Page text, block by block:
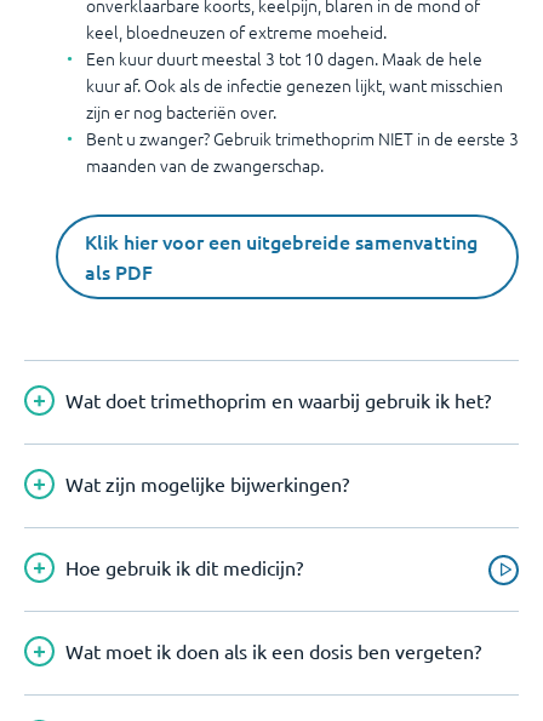
onverklaarbare koorts, keelpijn, blaren in de mond of
keel, bloedneuzen of extreme moeheid.
Een kuur duurt meestal 3 tot 10 dagen. Maak de hele
kuur af. Ook als de infectie genezen lijkt, want misschien
zijn er nog bacteriën over.
Bent u zwanger? Gebruik trimethoprim NIET in de eerste 3
maanden van de zwangerschap.
Klik hier voor een uitgebreide samenvatting
als PDF
Wat doet trimethoprim en waarbij gebruik ik het?
Wat zijn mogelijke bijwerkingen?
Hoe gebruik ik dit medicijn?
Wat moet ik doen als ik een dosis ben vergeten?